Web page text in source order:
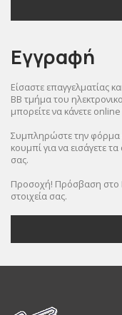
Εγγραφή
Είσαστε επαγγελματίας
BB τμήμα του
μπορείτε να κάνετε online
Συμπληρώστε την φόρμα
κουμπί για να εισάγετε
σας.
Προσοχή! Πρόσβαση στο
στοιχεία σας.